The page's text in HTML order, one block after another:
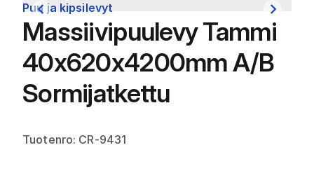
Puu ja kipsilevyt
Massiivipuulevy Tammi
40x620x4200mm A/B
Sormijatkettu
Tuotenro: CR-9431